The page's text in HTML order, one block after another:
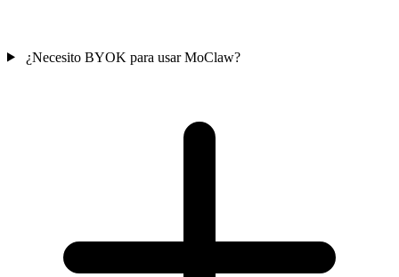
¿Necesito BYOK para usar MoClaw?